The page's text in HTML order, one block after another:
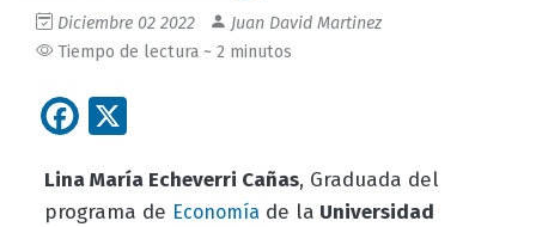
Diciembre 02 2022
Juan David Martinez
Tiempo de lectura ~ 2 minutos
Facebook
Lina María Echeverri Cañas, Graduada del
programa de Economíade la Universidad